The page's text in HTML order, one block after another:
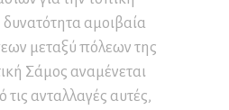
αμοιβαία
μεταξύ πόλεων της
Σάμος αναμένεται
ανταλλαγές αυτές,